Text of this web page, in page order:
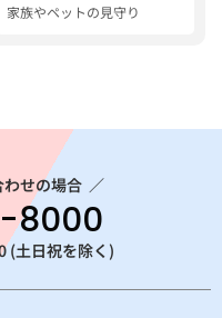
家族やペットの見守り
せの場合 ／
8000
(土日祝を除く)